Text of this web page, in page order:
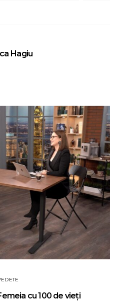
Hagiu
cu 100 de vieți